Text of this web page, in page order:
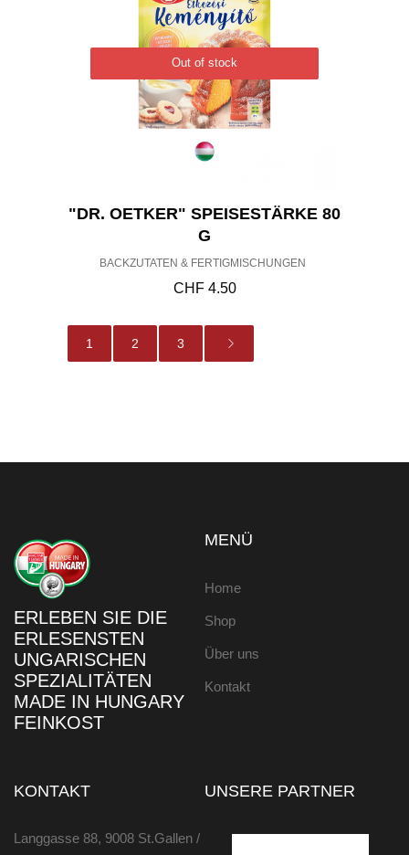
Out of stock
"DR. OETKER" SPEISESTÄRKE 80
G
BACKZUTATEN & FERTIGMISCHUNGEN
CHF4.50
1 2 3
ERLEBEN SIE DIE
ERLESENSTEN
UNGARISCHEN
SPEZIALITÄTEN
MADE IN HUNGARY
FEINKOST
MENÜ
Home
Shop
Über uns
Kontakt
KONTAKT
Langgasse 88, 9008 St.Gallen /
UNSERE PARTNER